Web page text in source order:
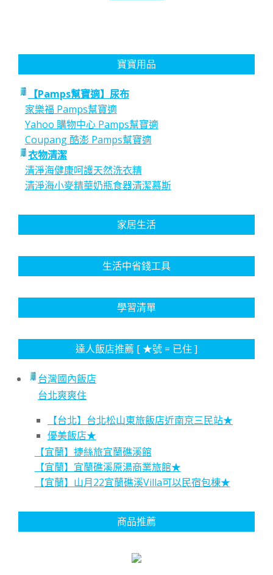
寶寶用品
【Pamps幫寶適】尿布
家樂福 Pamps幫寶適
Yahoo 購物中心 Pamps幫寶適
Coupang 酷澎 Pamps幫寶適
衣物清潔
清淨海健康呵護天然洗衣精
清淨海小麥精華奶瓶食器清潔慕斯
家居生活
生活中省錢工具
學習清單
達人飯店推薦 [ ★號 = 已住 ]
台灣國內飯店
台北爽爽住
【台北】台北松山東旅飯店近南京三民站★
優美飯店★
【宜蘭】捷絲旅宜蘭礁溪館
【宜蘭】宜蘭礁溪原湯商業旅館★
【宜蘭】山月22宜蘭礁溪Villa可以民宿包棟★
商品推薦